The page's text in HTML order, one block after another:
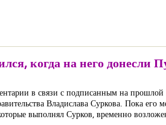
когда на него донесли
в связи с подписанным на
Владислава Суркова. Пока
выполнял Сурков, временно